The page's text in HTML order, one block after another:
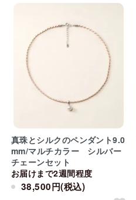
真珠とシルクのペンダント9.0
mm/マルチカラー シルバー
チェーンセット
お届けまで2週間程度
38,500円(税込)